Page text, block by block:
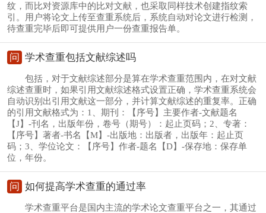
纹，而比对资源库中的比对文献，也采取同样技术创建指纹索
引。用户将论文上传至查重系统后，系统自动对论文进行检测，
待查重完毕后即可提供用户一份查重报告单。
问 学术查重包括文献综述吗
包括，对于文献综述部分是算在学术查重范围内，在对文献
综述查重时，如果引用文献综述格式设置正确，学术查重系统会
自动识别出引用文献这一部分，并计算文献综述的重复率。正确
的引用文献格式为：1、期刊：【序号】主要作者-文献题名
【J】-刊名，出版年份，卷号（期号）：起止页码；2、专著：
【序号】著者-书名【M】-出版地：出版者，出版年：起止页
码；3、学位论文：【序号】作者-题名【D】-保存地：保存单
位，年份。
问 如何提高学术查重的通过率
学术查重平台是国内主流的学术论文查重平台之一，其通过